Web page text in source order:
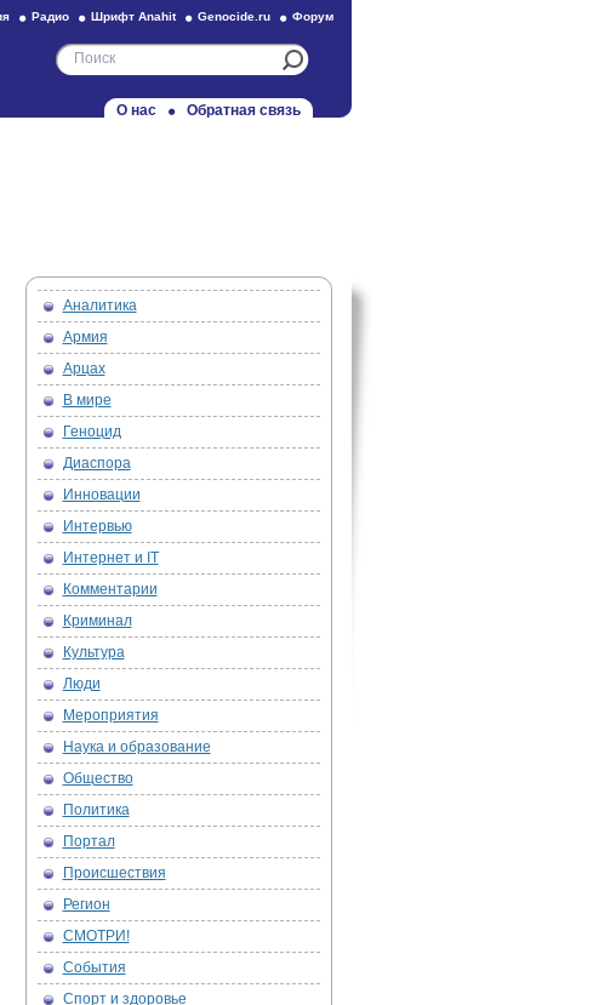
Радио Шрифт Anahit Genocide.ru Форум
О нас Обратная связь
Аналитика
Армия
Арцах
В мире
Геноцид
Диаспора
Инновации
Интервью
Интернет и IT
Комментарии
Криминал
Культура
Люди
Мероприятия
Наука и образование
Общество
Политика
Портал
Происшествия
Регион
СМОТРИ!
События
Спорт и здоровье